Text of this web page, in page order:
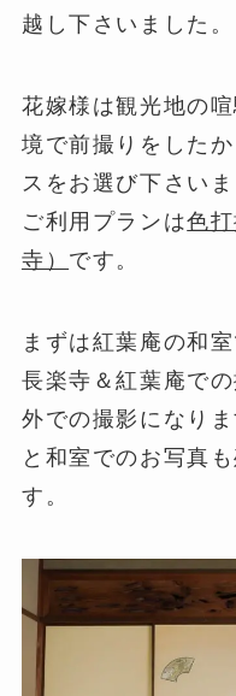
越し下さいました。
花嫁様は観光地の
境で前撮りをした
スをお選び下さいま
ご利用プランは色
寺） です。
まずは紅葉庵の和
長楽寺＆紅葉庵で
外での撮影になり
と和室でのお写真
す。